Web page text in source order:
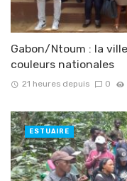
Gabon/Ntoum : la
couleurs nationales
21 heures depuis 0
ESTUAIRE